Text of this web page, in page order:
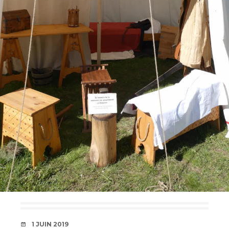
DATE
1 JUIN 2019